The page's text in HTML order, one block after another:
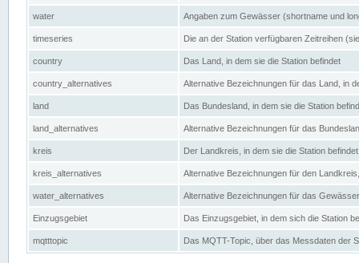
water Angaben zum Gewässer (shortname und
timeseries Die an der Station verfügbaren Zeitreihen
country Das Land, in dem sie die Station befindet
country_alternatives Alternative Bezeichnungen für das Land, in
land Das Bundesland, in dem sie die Station
land_alternatives Alternative Bezeichnungen für das
kreis Der Landkreis, in dem sie die Station befindet
kreis_alternatives Alternative Bezeichnungen für den
water_alternatives Alternative Bezeichnungen für das
Einzugsgebiet Das Einzugsgebiet, in dem sich die Station
mqtttopic Das MQTT-Topic, über das Messdaten der